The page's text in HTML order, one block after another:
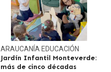
ARAUCANÍA EDUCACIÓN
Jardín Infantil Monteverde:
más de cinco décadas